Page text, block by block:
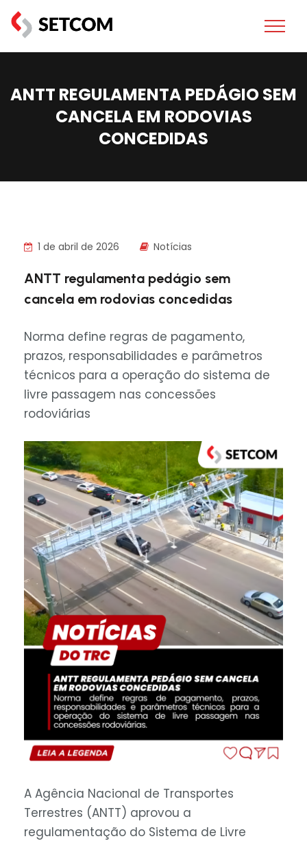
ANTT REGULAMENTA PEDÁGIO SEM
CANCELA EM RODOVIAS
CONCEDIDAS
1 de abril de 2026 Notícias
ANTT regulamenta pedágio sem
cancela em rodovias concedidas
Norma define regras de pagamento,
prazos, responsabilidades e parâmetros
técnicos para a operação do sistema de
livre passagem nas concessões
rodoviárias
A Agência Nacional de Transportes
Terrestres (ANTT) aprovou a
regulamentação do Sistema de Livre